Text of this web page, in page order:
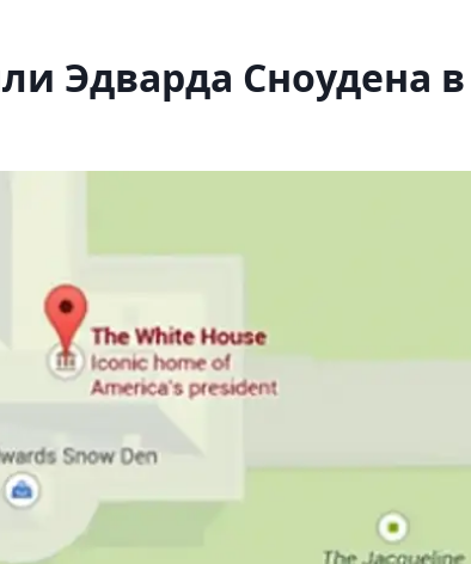
Эдварда Сноудена в